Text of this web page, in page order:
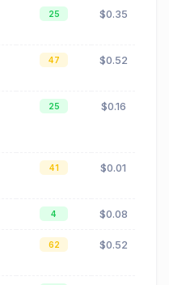
25 $0.35
47 $0.52
25 $0.16
41 $0.01
4 $0.08
62 $0.52